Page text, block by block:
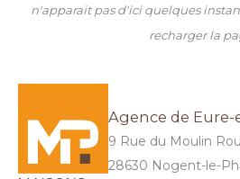
n'apparait pas d'ici quelques
recharger la
Agence de Eure-
9 Rue du Moulin
28630 Nogent-le-